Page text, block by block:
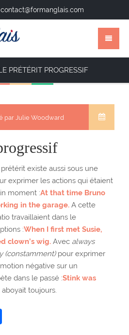
contact@formanglais.com
PRÉTÉRIT PROGRESSIF
par Julie Woodward
existe aussi sous une
exprimer les actions qui étaient
moment :At that time Bruno
in the garage. A cette
travaillaient dans le
:When I first met Susie,
clown’s wig. Avec always
(constamment)pour exprimer
négative sur un
dans le passé :Stink was
aboyait toujours.